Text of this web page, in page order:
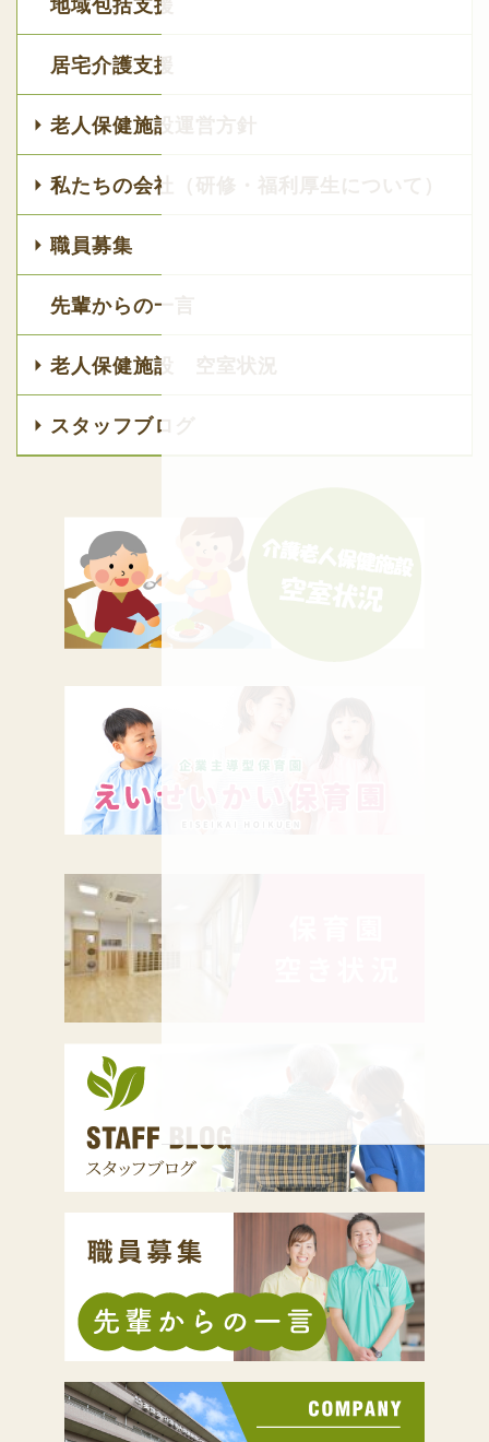
地域包括支援
居宅介護支援
老人保健施設運営方針
私たちの会社（研修・福利厚生について）
職員募集
先輩からの一言
老人保健施設 空室状況
スタッフブログ